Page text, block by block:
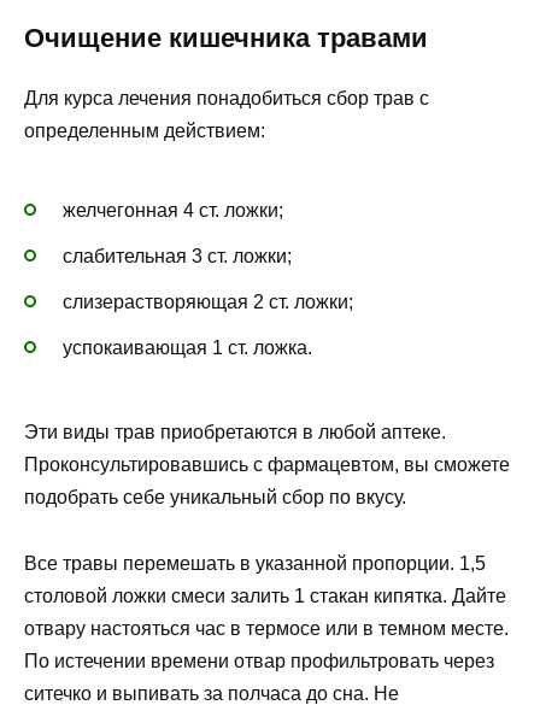
Очищение кишечника травами
Для курса лечения понадобиться сбор трав с
определенным действием:
желчегонная 4 ст. ложки;
слабительная 3 ст. ложки;
слизерастворяющая 2 ст. ложки;
успокаивающая 1 ст. ложка.
Эти виды трав приобретаются в любой аптеке.
Проконсультировавшись с фармацевтом, вы сможете
подобрать себе уникальный сбор по вкусу.
Все травы перемешать в указанной пропорции. 1,5
столовой ложки смеси залить 1 стакан кипятка. Дайте
отвару настояться час в термосе или в темном месте.
По истечении времени отвар профильтровать через
ситечко и выпивать за полчаса до сна. Не